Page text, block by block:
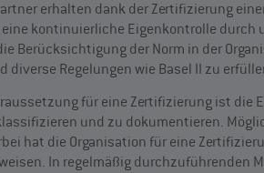
erhalten dank der Zertifizierung
kontinuierliche Eigenkontrolle
Berücksichtigung der Norm in der
Regelungen wie Basel II zu
für eine Zertifizierung ist
und zu dokumentieren.
hat die Organisation für eine
In regelmäßig durchzuführenden